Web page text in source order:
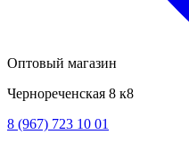
Оптовый магазин
Чернореченская 8 к8
8 (967) 723 10 01